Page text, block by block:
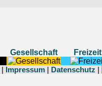
Gesellschaft Freizeit
| Impressum | Datenschutz |